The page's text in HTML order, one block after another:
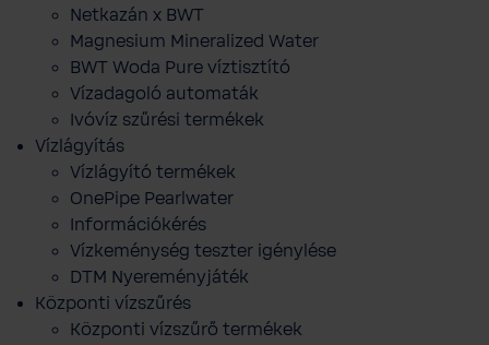
Netkazán x BWT
Magnesium Mineralized Water
BWT Woda Pure víztisztító
Vízadagoló automaták
Ivóvíz szűrési termékek
Vízlágyítás
Vízlágyító termékek
OnePipe Pearlwater
Információkérés
Vízkeménység teszter igénylése
DTM Nyereményjáték
Központi vízszűrés
Központi vízszűrő termékek